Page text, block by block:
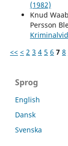
(1982)
Knud
Persson
<< < 2 3 4 5 6 7 8
Sprog
English
Dansk
Svenska